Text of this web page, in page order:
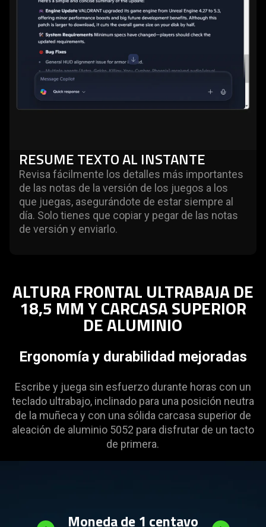
RESUME TEXTO AL INSTANTE
Revisa fácilmente los detalles más importantes
de las notas de la versión de los juegos a los
que juegas, asegurándote de estar siempre al
día. Solo tienes que copiar y pegar de las notas
de versión y enviarlo.
ALTURA FRONTAL ULTRABAJA DE
18,5 MM Y CARCASA SUPERIOR
DE ALUMINIO
Ergonomía y durabilidad mejoradas
Escribe y juega sin esfuerzo durante horas con un
teclado ultrabajo, inclinado para una posición neutra
de la muñeca y con una sólida carcasa superior de
aleación de aluminio 5052 para disfrutar de un tacto
de primera.
Moneda de 1 centavo